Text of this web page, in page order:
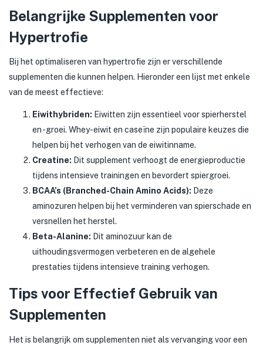
Belangrijke Supplementen voor
Hypertrofie
Bij het optimaliseren van hypertrofie zijn er verschillende
supplementen die kunnen helpen. Hieronder een lijst met enkele
van de meest effectieve:
Eiwithybriden: Eiwitten zijn essentieel voor spierherstel
en -groei. Whey-eiwit en caseïne zijn populaire keuzes die
helpen bij het verhogen van de eiwitinname.
Creatine: Dit supplement verhoogt de energieproductie
tijdens intensieve trainingen en bevordert spiergroei.
BCAA’s (Branched-Chain Amino Acids): Deze
aminozuren helpen bij het verminderen van spierschade en
versnellen het herstel.
Beta-Alanine: Dit aminozuur kan de
uithoudingsvermogen verbeteren en de algehele
prestaties tijdens intensieve training verhogen.
Tips voor Effectief Gebruik van
Supplementen
Het is belangrijk om supplementen niet als vervanging voor een